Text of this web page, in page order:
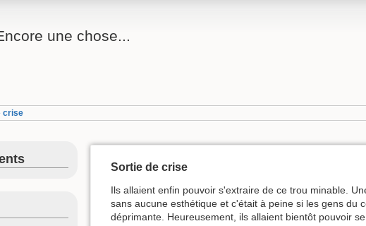
une chose...
crise
Sortie de crise
Ils allaient enfin pouvoir s'extraire de ce trou minable.
sans aucune esthétique et c'était à peine si les gens du
déprimante. Heureusement, ils allaient bientôt pouvoir